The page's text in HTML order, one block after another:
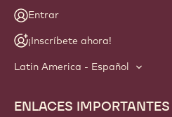
Entrar
¡Inscríbete ahora!
Latin America - Español
Footer
ENLACES IMPORTANTES